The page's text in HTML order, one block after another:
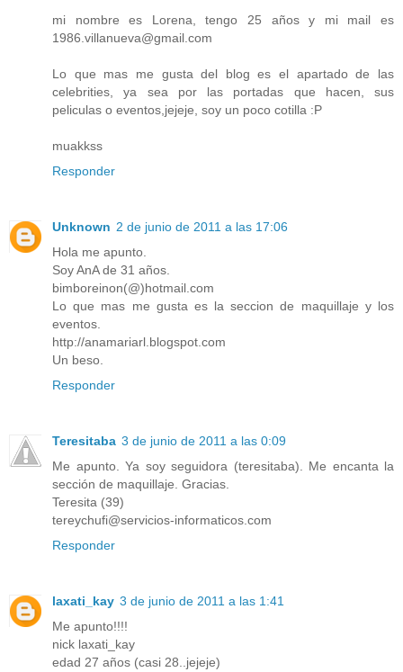
mi nombre es Lorena, tengo 25 años y mi mail es
1986.villanueva@gmail.com
Lo que mas me gusta del blog es el apartado de las
celebrities, ya sea por las portadas que hacen, sus
peliculas o eventos,jejeje, soy un poco cotilla :P
muakkss
Responder
Unknown 2 de junio de 2011 a las 17:06
Hola me apunto.
Soy AnA de 31 años.
bimboreinon(@)hotmail.com
Lo que mas me gusta es la seccion de maquillaje y los
eventos.
http://anamariarl.blogspot.com
Un beso.
Responder
Teresitaba 3 de junio de 2011 a las 0:09
Me apunto. Ya soy seguidora (teresitaba). Me encanta la
sección de maquillaje. Gracias.
Teresita (39)
tereychufi@servicios-informaticos.com
Responder
laxati_kay 3 de junio de 2011 a las 1:41
Me apunto!!!!
nick laxati_kay
edad 27 años (casi 28..jejeje)